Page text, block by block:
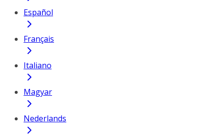
Español
Français
Italiano
Magyar
Nederlands